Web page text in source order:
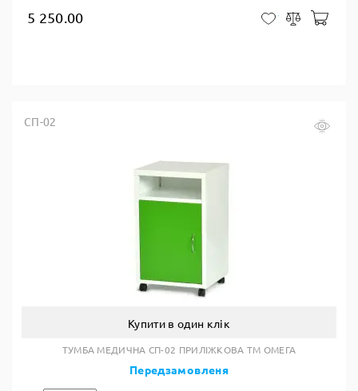
5 250.00 У закладкиПорівняти
СП-02
Купити в один клік
ТУМБА МЕДИЧНА СП-02 ПРИЛІЖКОВА ТМ ОМЕГА
Передзамовленя